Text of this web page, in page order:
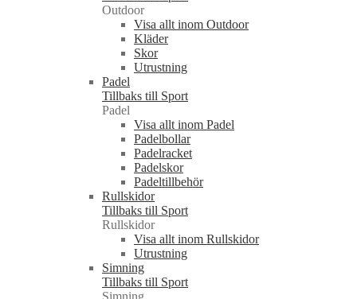
Outdoor
Visa allt inom Outdoor
Kläder
Skor
Utrustning
Padel
Tillbaks till Sport
Padel
Visa allt inom Padel
Padelbollar
Padelracket
Padelskor
Padeltillbehör
Rullskidor
Tillbaks till Sport
Rullskidor
Visa allt inom Rullskidor
Utrustning
Simning
Tillbaks till Sport
Simning